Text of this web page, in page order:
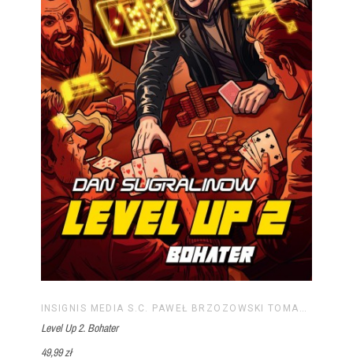
INSIGNIS MEDIA S.C. PAWEŁ BRZOZOWSKI TOMASZ BRZOZOWSKI
Level Up 2. Bohater
49,99 zł